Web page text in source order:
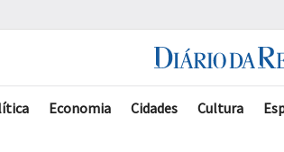
Economia Cidades Cultura